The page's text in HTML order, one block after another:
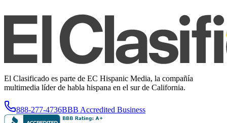
El Clasificado es parte de EC Hispanic Media, la compañía
multimedia líder de habla hispana en el sur de California.
888-277-4736BBB Accredited Business